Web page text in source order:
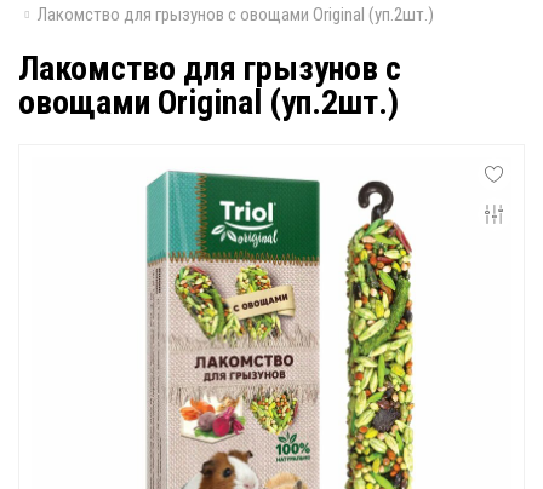
Контакты
Лакомство для грызунов с овощами Original (уп.2шт.)
Лакомство для грызунов с
овощами Original (уп.2шт.)